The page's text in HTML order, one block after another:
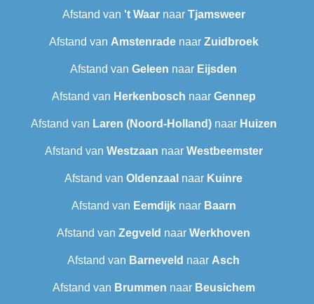
Afstand van 't Waarnaar Tjamsweer
Afstand van Amstenradenaar Zuidbroek
Afstand van Geleen naar Eijsden
Afstand van Herkenbosch naar Gennep
Afstand van Laren (Noord-Holland)naar Huizen
Afstand van Westzaan naar Westbeemster
Afstand van Oldenzaal naar Kuinre
Afstand van Eemdijknaar Baarn
Afstand van Zegveld naar Werkhoven
Afstand van Barneveld naar Asch
Afstand van Brummen naar Beusichem